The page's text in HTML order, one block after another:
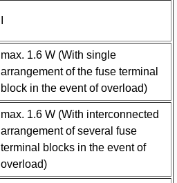
max. 1.6 W (With single
arrangement of the fuse terminal
block in the event of overload)
max. 1.6 W (With interconnected
arrangement of several fuse
terminal blocks in the event of
overload)